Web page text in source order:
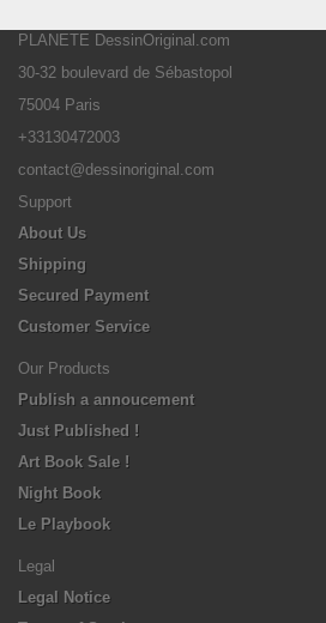
PLANETE DessinOriginal.com
30-32 boulevard de Sébastopol
75004 Paris
+33130472003
contact@dessinoriginal.com
Support
About Us
Shipping
Secured Payment
Customer Service
Our Products
Publish a annoucement
Just Published !
Art Book Sale !
Night Book
Le Playbook
Legal
Legal Notice